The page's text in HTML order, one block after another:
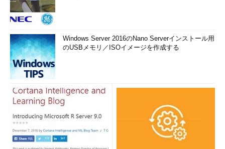
Windows Server 2016のNano Serverインストール用
のUSBメモリ／ISOイメージを作成する